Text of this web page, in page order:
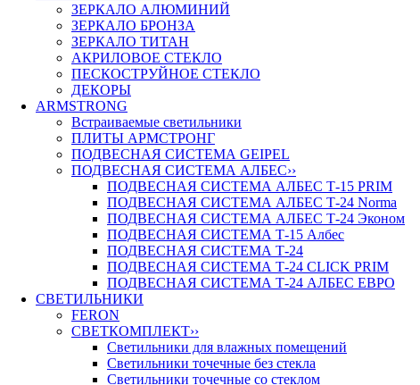
ЗЕРКАЛО АЛЮМИНИЙ
ЗЕРКАЛО БРОНЗА
ЗЕРКАЛО ТИТАН
АКРИЛОВОЕ СТЕКЛО
ПЕСКОСТРУЙНОЕ СТЕКЛО
ДЕКОРЫ
ARMSTRONG
Встраиваемые светильники
ПЛИТЫ АРМСТРОНГ
ПОДВЕСНАЯ СИСТЕМА GEIPEL
ПОДВЕСНАЯ СИСТЕМА АЛБЕС››
ПОДВЕСНАЯ СИСТЕМА АЛБЕС Т-15 PRIM
ПОДВЕСНАЯ СИСТЕМА АЛБЕС Т-24 Norma
ПОДВЕСНАЯ СИСТЕМА АЛБЕС Т-24 Эконом
ПОДВЕСНАЯ СИСТЕМА Т-15 Албес
ПОДВЕСНАЯ СИСТЕМА Т-24
ПОДВЕСНАЯ СИСТЕМА Т-24 CLICK PRIM
ПОДВЕСНАЯ СИСТЕМА Т-24 АЛБЕС ЕВРО
СВЕТИЛЬНИКИ
FERON
СВЕТКОМПЛЕКТ››
Светильники для влажных помещений
Светильники точечные без стекла
Светильники точечные со стеклом